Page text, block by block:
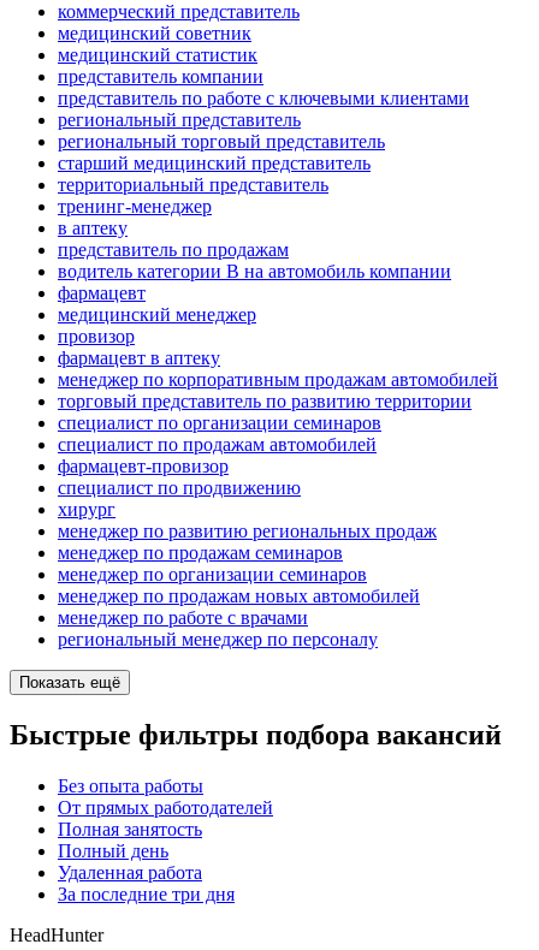
коммерческий представитель
медицинский советник
медицинский статистик
представитель компании
представитель по работе с ключевыми клиентами
региональный представитель
региональный торговый представитель
старший медицинский представитель
территориальный представитель
тренинг-менеджер
в аптеку
представитель по продажам
водитель категории B на автомобиль компании
фармацевт
медицинский менеджер
провизор
фармацевт в аптеку
менеджер по корпоративным продажам автомобилей
торговый представитель по развитию территории
специалист по организации семинаров
специалист по продажам автомобилей
фармацевт-провизор
специалист по продвижению
хирург
менеджер по развитию региональных продаж
менеджер по продажам семинаров
менеджер по организации семинаров
менеджер по продажам новых автомобилей
менеджер по работе с врачами
региональный менеджер по персоналу
Показать ещё
Быстрые фильтры подбора вакансий
Без опыта работы
От прямых работодателей
Полная занятость
Полный день
Удаленная работа
За последние три дня
HeadHunter